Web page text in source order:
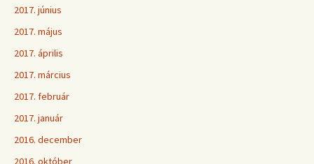
2017. június
2017. május
2017. április
2017. március
2017. február
2017. január
2016. december
2016. október